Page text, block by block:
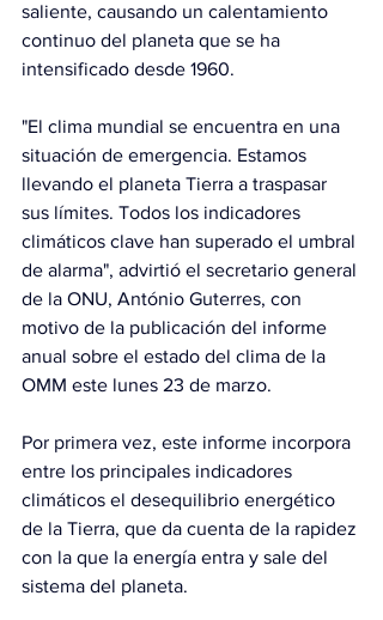
saliente, causando un calentamiento
continuo del planeta que se ha
intensificado desde 1960.
"El clima mundial se encuentra en una
situación de emergencia. Estamos
llevando el planeta Tierra a traspasar
sus límites. Todos los indicadores
climáticos clave han superado el umbral
de alarma", advirtió el secretario general
de la ONU, António Guterres, con
motivo de la publicación del informe
anual sobre el estado del clima de la
OMM este lunes 23 de marzo.
Por primera vez, este informe incorpora
entre los principales indicadores
climáticos el desequilibrio energético
de la Tierra, que da cuenta de la rapidez
con la que la energía entra y sale del
sistema del planeta.